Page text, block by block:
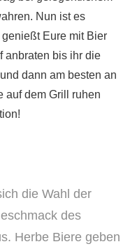
Nun ist es
Eure mit Bier
anbraten bis ihr die
dann am besten an
auf dem Grill ruhen
die Wahl der
des
Herbe Biere geben